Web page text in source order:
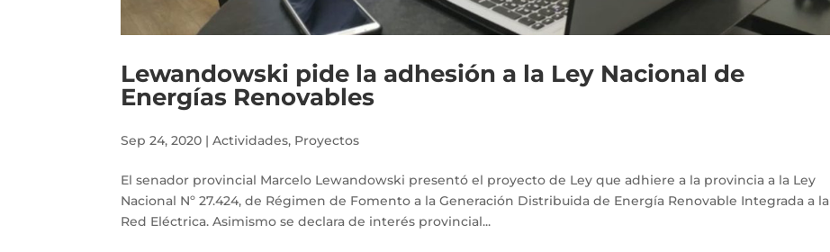
Lewandowski pide la adhesión a la Ley Nacional de
Energías Renovables
Sep 24, 2020 |Actividades, Proyectos
El senador provincial Marcelo Lewandowski presentó el proyecto de Ley que adhiere a la provincia a la Ley
Nacional Nº 27.424, de Régimen de Fomento a la Generación Distribuida de Energía Renovable Integrada a la
Red Eléctrica. Asimismo se declara de interés provincial...